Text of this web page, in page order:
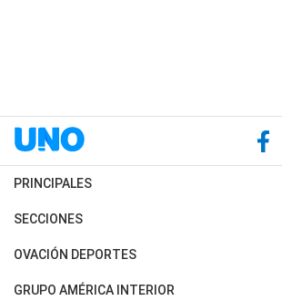
PRINCIPALES
Últimas Noticias
Política
SECCIONES
Horóscopo
Motores
OVACIÓN DEPORTES
Fútbol
GRUPO AMÉRICA INTERIOR